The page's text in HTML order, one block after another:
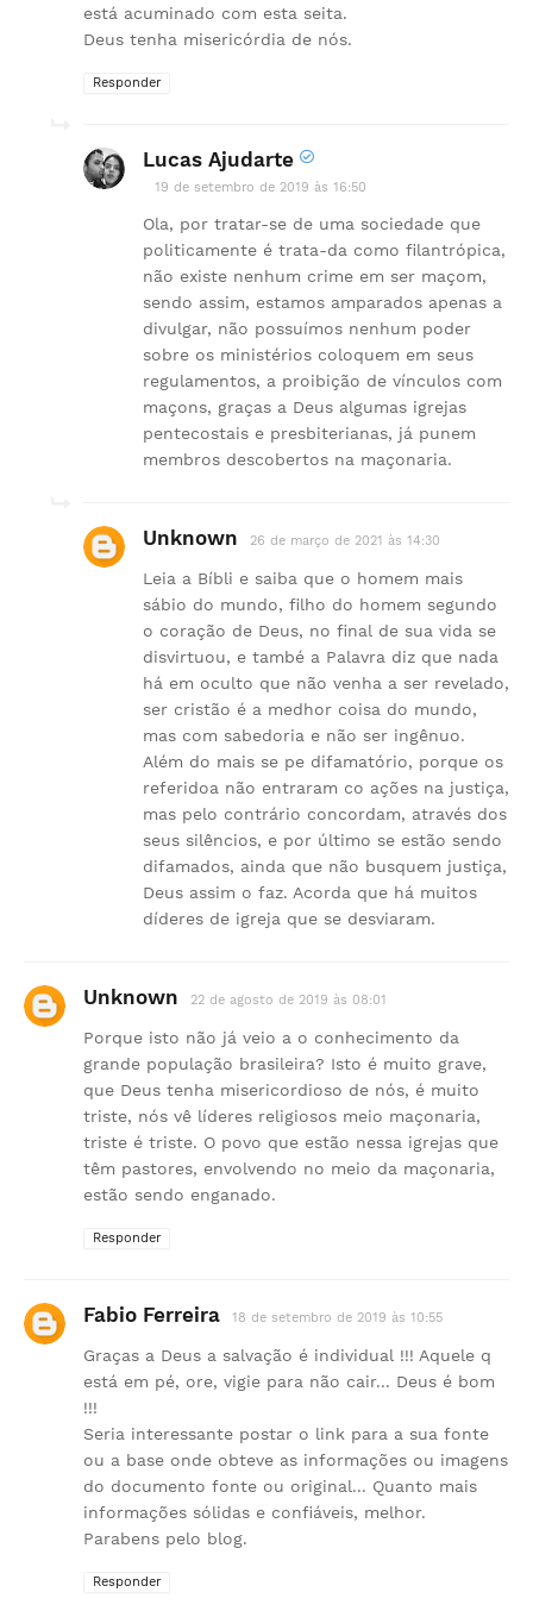
está acuminado com esta seita.
Deus tenha misericórdia de nós.
Responder
Lucas Ajudarte
19 de setembro de 2019 às 16:50
Ola, por tratar-se de uma sociedade que
politicamente é trata-da como filantrópica,
não existe nenhum crime em ser maçom,
sendo assim, estamos amparados apenas a
divulgar, não possuímos nenhum poder
sobre os ministérios coloquem em seus
regulamentos, a proibição de vínculos com
maçons, graças a Deus algumas igrejas
pentecostais e presbiterianas, já punem
membros descobertos na maçonaria.
Unknown 26 de março de 2021 às 14:30
Leia a Bíbli e saiba que o homem mais
sábio do mundo, filho do homem segundo
o coração de Deus, no final de sua vida se
disvirtuou, e també a Palavra diz que nada
há em oculto que não venha a ser revelado,
ser cristão é a medhor coisa do mundo,
mas com sabedoria e não ser ingênuo.
Além do mais se pe difamatório, porque os
referidoa não entraram co ações na justiça,
mas pelo contrário concordam, através dos
seus silêncios, e por último se estão sendo
difamados, ainda que não busquem justiça,
Deus assim o faz. Acorda que há muitos
díderes de igreja que se desviaram.
Unknown 22 de agosto de 2019 às 08:01
Porque isto não já veio a o conhecimento da
grande população brasileira? Isto é muito grave,
que Deus tenha misericordioso de nós, é muito
triste, nós vê líderes religiosos meio maçonaria,
triste é triste. O povo que estão nessa igrejas que
têm pastores, envolvendo no meio da maçonaria,
estão sendo enganado.
Responder
Fabio Ferreira 18 de setembro de 2019 às 10:55
Graças a Deus a salvação é individual !!! Aquele q
está em pé, ore, vigie para não cair... Deus é bom
!!!
Seria interessante postar o link para a sua fonte
ou a base onde obteve as informações ou imagens
do documento fonte ou original... Quanto mais
informações sólidas e confiáveis, melhor.
Parabens pelo blog.
Responder